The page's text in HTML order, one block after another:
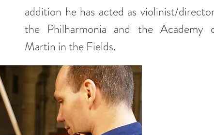
addition he has acted as violinist/
the Philharmonia and the Academy
Martin in the Fields.